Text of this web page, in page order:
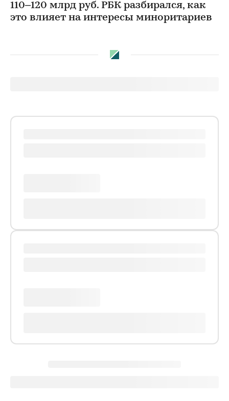
110–120 млрд руб. РБК разбирался, как
это влияет на интересы миноритариев